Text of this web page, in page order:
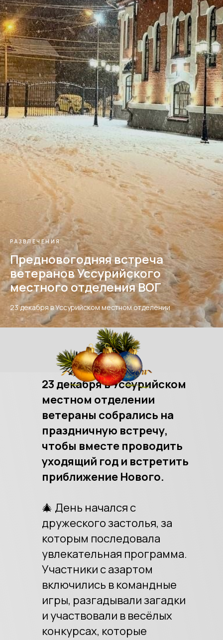
РАЗВЛЕЧЕНИЯ
Предновогодняя встреча
ветеранов Уссурийского
местного отделения ВОГ
23 декабря в Уссурийском местном отделении
23 декабря в Уссурийском
местном отделении
ветераны собрались на
праздничную встречу,
чтобы вместе проводить
уходящий год и встретить
приближение Нового.
🎄 День начался с
дружеского застолья, за
которым последовала
увлекательная программа.
Участники с азартом
включились в командные
игры, разгадывали загадки
и участвовали в весёлых
конкурсах, которые